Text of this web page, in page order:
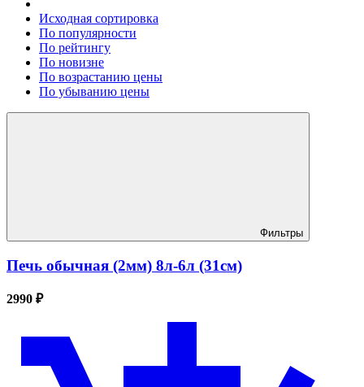
Исходная сортировка
По популярности
По рейтингу
По новизне
По возрастанию цены
По убыванию цены
Фильтры
Печь обычная (2мм) 8л-6л (31см)
2990 ₽